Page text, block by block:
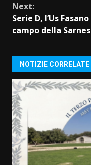
Next:
Serie D, l’Us
campo della
NOTIZIE CORRELATE